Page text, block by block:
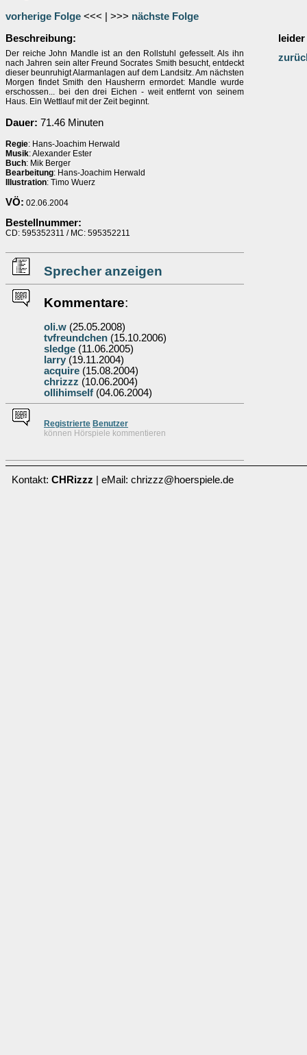
vorherige Folge <<< | >>> nächste Folge
Beschreibung:
Der reiche John Mandle ist an den Rollstuhl gefesselt. Als ihn
nach Jahren sein alter Freund Socrates Smith besucht, entdeckt
dieser beunruhigt Alarmanlagen auf dem Landsitz. Am nächsten
Morgen findet Smith den Hausherrn ermordet: Mandle wurde
erschossen... bei den drei Eichen - weit entfernt von seinem
Haus. Ein Wettlauf mit der Zeit beginnt.
Dauer: 71.46 Minuten
Regie: Hans-Joachim Herwald
Musik: Alexander Ester
Buch: Mik Berger
Bearbeitung: Hans-Joachim Herwald
Illustration: Timo Wuerz
VÖ: 02.06.2004
Bestellnummer:
CD: 595352311 / MC: 595352211
Sprecher anzeigen
Kommentare:
oli.w (25.05.2008)
tvfreundchen (15.10.2006)
sledge (11.06.2005)
larry (19.11.2004)
acquire (15.08.2004)
chrizzz (10.06.2004)
ollihimself (04.06.2004)
Registrierte Benutzer
können Hörspiele kommentieren
Kontakt: CHRizzz | eMail: chrizzz@hoerspiele.de